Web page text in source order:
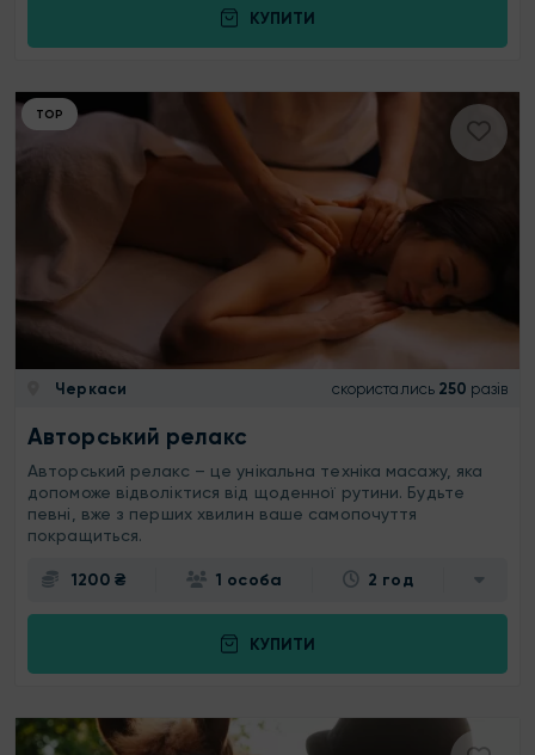
КУПИТИ
ТОР
Черкаси скористались 250 разів
Авторський релакс
Авторський релакс – це унікальна техніка масажу, яка
допоможе відволіктися від щоденної рутини. Будьте
певні, вже з перших хвилин ваше самопочуття
покращиться.
1200 ₴ 1 особа 2 год
КУПИТИ